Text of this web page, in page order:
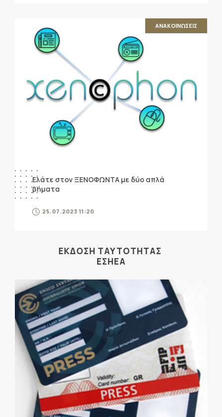
ΑΝΑΚΟΙΝΩΣΕΙΣ
Ελάτε στον ΞΕΝΟΦΩΝΤΑ με δύο απλά
βήματα
25.07.2023 11:20
ΕΚΔΟΣΗ ΤΑΥΤΟΤΗΤΑΣ
ΕΣΗΕΑ